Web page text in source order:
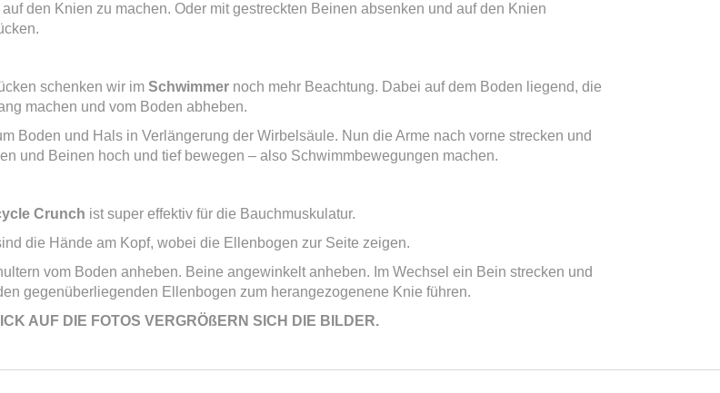
den Knien zu machen. Oder mit gestreckten Beinen absenken und auf den Knien
schenken wir im Schwimmernoch mehr Beachtung. Dabei auf dem Boden liegend, die
machen und vom Boden abheben.
Boden und Hals in Verlängerung der Wirbelsäule. Nun die Arme nach vorne strecken und
und Beinen hoch und tief bewegen – also Schwimmbewegungen machen.
Crunch ist super effektiv für die Bauchmuskulatur.
die Hände am Kopf, wobei die Ellenbogen zur Seite zeigen.
vom Boden anheben. Beine angewinkelt anheben. Im Wechsel ein Bein strecken und
gegenüberliegenden Ellenbogen zum herangezogenene Knie führen.
AUF DIE FOTOS VERGRÖßERN SICH DIE BILDER.